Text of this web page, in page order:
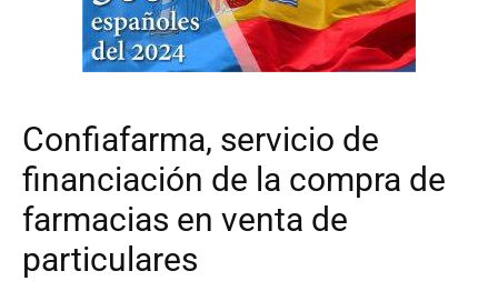
Confiafarma, servicio de
financiación de la compra de
farmacias en venta de
particulares